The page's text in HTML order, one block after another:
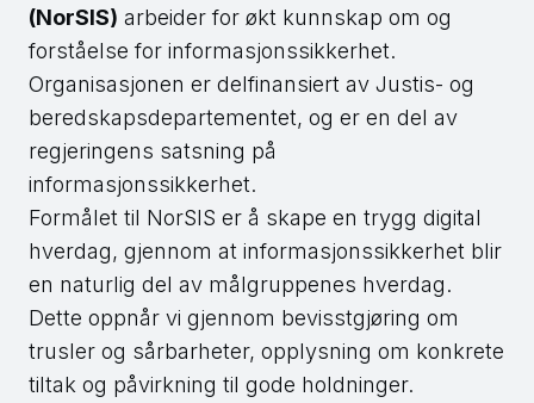
(NorSIS) arbeider for økt kunnskap om og
forståelse for informasjonssikkerhet.
Organisasjonen er delfinansiert av Justis- og
beredskapsdepartementet, og er en del av
regjeringens satsning på
informasjonssikkerhet.
Formålet til NorSIS er å skape en trygg digital
hverdag, gjennom at informasjonssikkerhet blir
en naturlig del av målgruppenes hverdag.
Dette oppnår vi gjennom bevisstgjøring om
trusler og sårbarheter, opplysning om konkrete
tiltak og påvirkning til gode holdninger.